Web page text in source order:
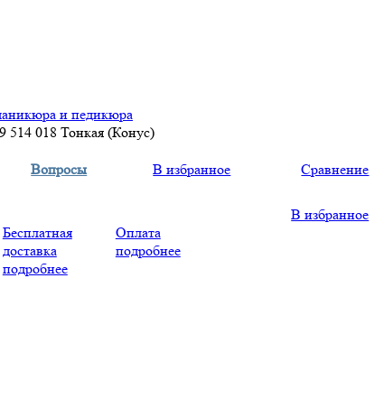
и педикюра
514 018 Тонкая (Конус)
Вопросы В избранное Сравнение
Бесплатная
доставка
подробнее
Оплата
подробнее
В избранное